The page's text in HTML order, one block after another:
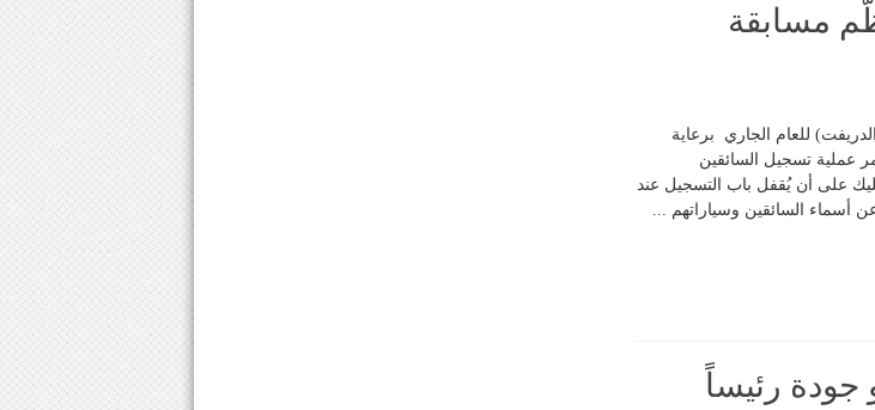
مسابقة
للعام الجاري برعاية
عملية تسجيل السائقين
على أن يُقفل باب التسجيل عند
جودة رئيساً